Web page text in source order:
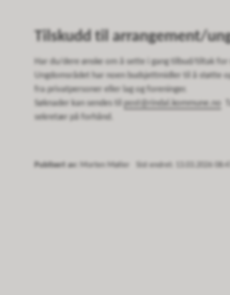
Tilskudd til arrangement/
Har du/dere ønske om å sette i gang tilbud/tiltak for
Ungdomsrådet har noen budsjettmidler til å støtte
fra privatpersoner eller lag og foreninger.
Søknader kan sendes til
post@rindal.kommune.no
sekretær på forhånd.
Publisert av Morten Møller Sist endret 13.03.2026 08:47